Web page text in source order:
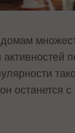
останется